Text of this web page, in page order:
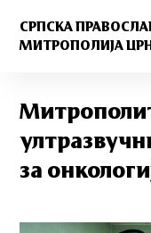
СРПСКА
МИТРОПОЛИЈА
за